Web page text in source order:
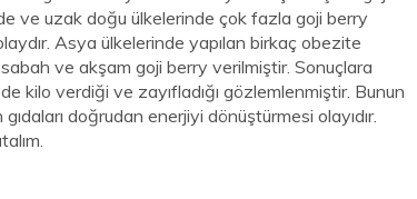
ve uzak doğu ülkelerinde çok fazla goji berry
Asya ülkelerinde yapılan birkaç obezite
ve akşam goji berry verilmiştir. Sonuçlara
kilo verdiği ve zayıfladığı gözlemlenmiştir. Bunun
doğrudan enerjiyi dönüştürmesi olayıdır.